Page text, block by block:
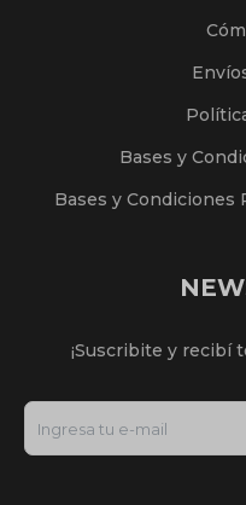
Bases y
Bases y Condiciones
¡Suscribite y recibí